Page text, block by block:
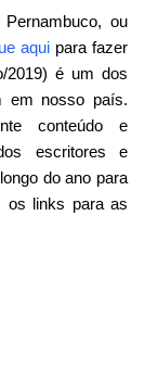
ou
aqui para fazer
2019) é um dos
em nosso país.
conteúdo e
escritores e
do ano para
os links para as